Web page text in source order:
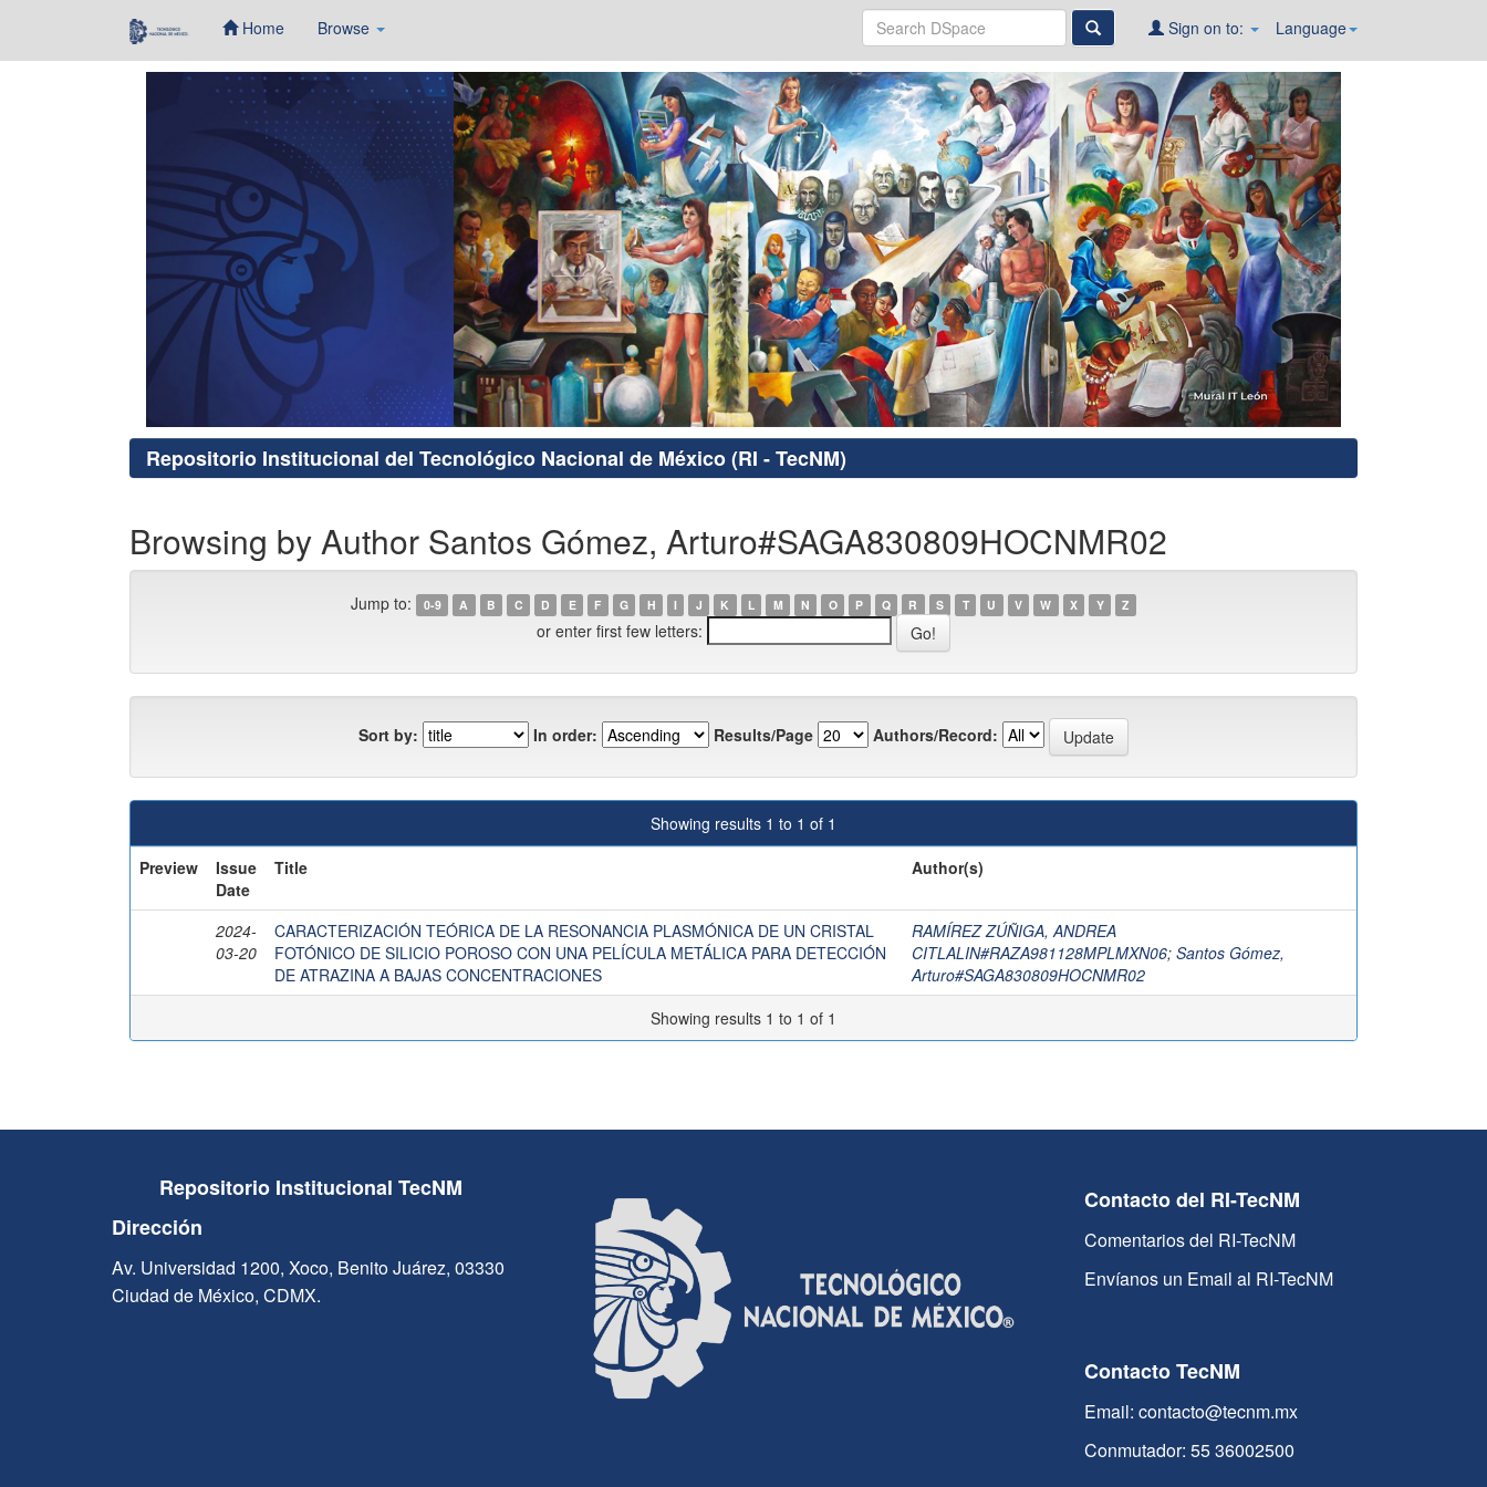
Home Browse Language
Sign on to:
Repositorio Institucional del Tecnológico Nacional de México (RI - TecNM)
Browsing by Author Santos Gómez, Arturo#SAGA830809HOCNMR02
Jump to: 0-9 A B C D E F G H I J K L M N O P Q R S T U V W X Y Z
or enter first few letters:
Sort by: In order: Results/Page Authors/Record:
Showing results 1 to 1 of 1
Preview
Issue
Date
Title Author(s)
2024-
03-20
CARACTERIZACIÓN TEÓRICA DE LA RESONANCIA PLASMÓNICA DE UN CRISTAL
FOTÓNICO DE SILICIO POROSO CON UNA PELÍCULA METÁLICA PARA DETECCIÓN
DE ATRAZINA A BAJAS CONCENTRACIONES
RAMÍREZ ZÚÑIGA, ANDREA
CITLALIN#RAZA981128MPLMXN06; Santos Gómez,
Arturo#SAGA830809HOCNMR02
Showing results 1 to 1 of 1
Repositorio Institucional TecNM
Dirección
Av. Universidad 1200, Xoco, Benito Juárez, 03330
Ciudad de México, CDMX.
Contacto del RI-TecNM
Comentarios del RI-TecNM
Envíanos un Email al RI-TecNM
Contacto TecNM
Email: contacto@tecnm.mx
Conmutador: 55 36002500